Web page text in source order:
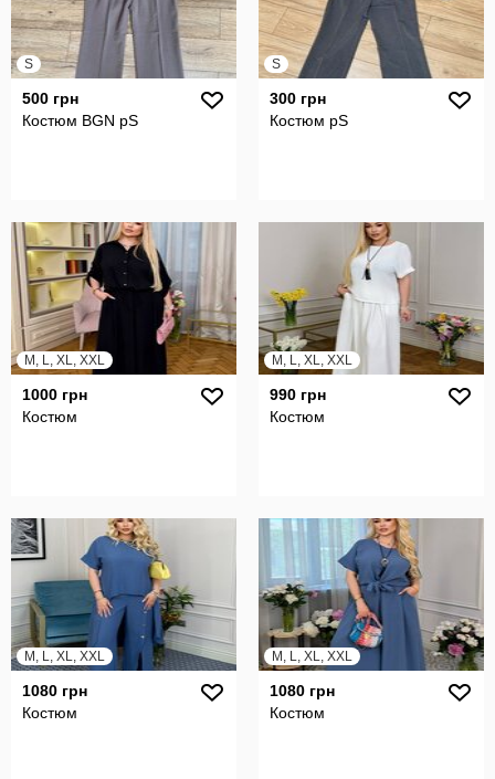
S
500 грн
Костюм BGN pS
S
300 грн
Костюм рS
M, L, XL, XXL
1000 грн
Костюм
M, L, XL, XXL
990 грн
Костюм
M, L, XL, XXL
1080 грн
Костюм
M, L, XL, XXL
1080 грн
Костюм